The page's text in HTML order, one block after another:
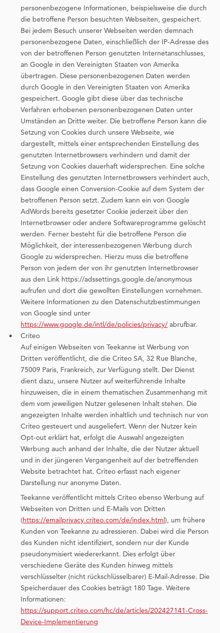
personenbezogene Informationen, beispielsweise die durch
die betroffene Person besuchten Webseiten, gespeichert.
Bei jedem Besuch unserer Webseiten werden demnach
personenbezogene Daten, einschließlich der IP-Adresse des
von der betroffenen Person genutzten Internetanschlusses,
an Google in den Vereinigten Staaten von Amerika
übertragen. Diese personenbezogenen Daten werden
durch Google in den Vereinigten Staaten von Amerika
gespeichert. Google gibt diese über das technische
Verfahren erhobenen personenbezogenen Daten unter
Umständen an Dritte weiter. Die betroffene Person kann die
Setzung von Cookies durch unsere Webseite, wie
dargestellt, mittels einer entsprechenden Einstellung des
genutzten Internetbrowsers verhindern und damit der
Setzung von Cookies dauerhaft widersprechen. Eine solche
Einstellung des genutzten Internetbrowsers verhindert auch,
dass Google einen Conversion-Cookie auf dem System der
betroffenen Person setzt. Zudem kann ein von Google
AdWords bereits gesetzter Cookie jederzeit über den
Internetbrowser oder andere Softwareprogramme gelöscht
werden. Ferner besteht für die betroffene Person die
Möglichkeit, der interessenbezogenen Werbung durch
Google zu widersprechen. Hierzu muss die betroffene
Person von jedem der von ihr genutzten Internetbrowser
aus den Link https://adssettings.google.de/anonymous
aufrufen und dort die gewollten Einstellungen vornehmen.
Weitere Informationen zu den Datenschutzbestimmungen
von Google sind unter
https://www.google.de/intl/de/policies/privacy/ abrufbar.
Criteo
Auf einigen Webseiten von Teekanne ist Werbung von
Dritten veröffentlicht, die die Criteo SA, 32 Rue Blanche,
75009 Paris, Frankreich, zur Verfügung stellt. Der Dienst
dient dazu, unsere Nutzer auf weiterführende Inhalte
hinzuweisen, die in einem thematischen Zusammenhang mit
dem vom jeweiligen Nutzer gelesenen Inhalt stehen. Die
angezeigten Inhalte werden inhaltlich und technisch nur von
Criteo gesteuert und ausgeliefert. Wenn der Nutzer kein
Opt-out erklärt hat, erfolgt die Auswahl angezeigten
Werbung auch anhand der Inhalte, die der Nutzer aktuell
und in der jüngeren Vergangenheit auf der betreffenden
Website betrachtet hat. Criteo erfasst nach eigener
Darstellung nur anonyme Daten.
Teekanne veröffentlicht mittels Criteo ebenso Werbung auf
Webseiten von Dritten und E-Mails von Dritten
(https://emailprivacy.criteo.com/de/index.html), um frühere
Kunden von Teekanne zu adressieren. Dabei wird die Person
des Kunden nicht identifiziert, sondern nur der Kunde
pseudonymisiert wiedererkannt. Dies erfolgt über
verschiedene Geräte des Kunden hinweg mittels
verschlüsselter (nicht rückschlüsselbarer) E-Mail-Adresse. Die
Speicherdauer des Cookies beträgt 180 Tage. Weitere
Informationen:
https://support.criteo.com/hc/de/articles/202427141-Cross-
Device-Implementierung